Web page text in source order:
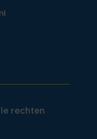
rechten